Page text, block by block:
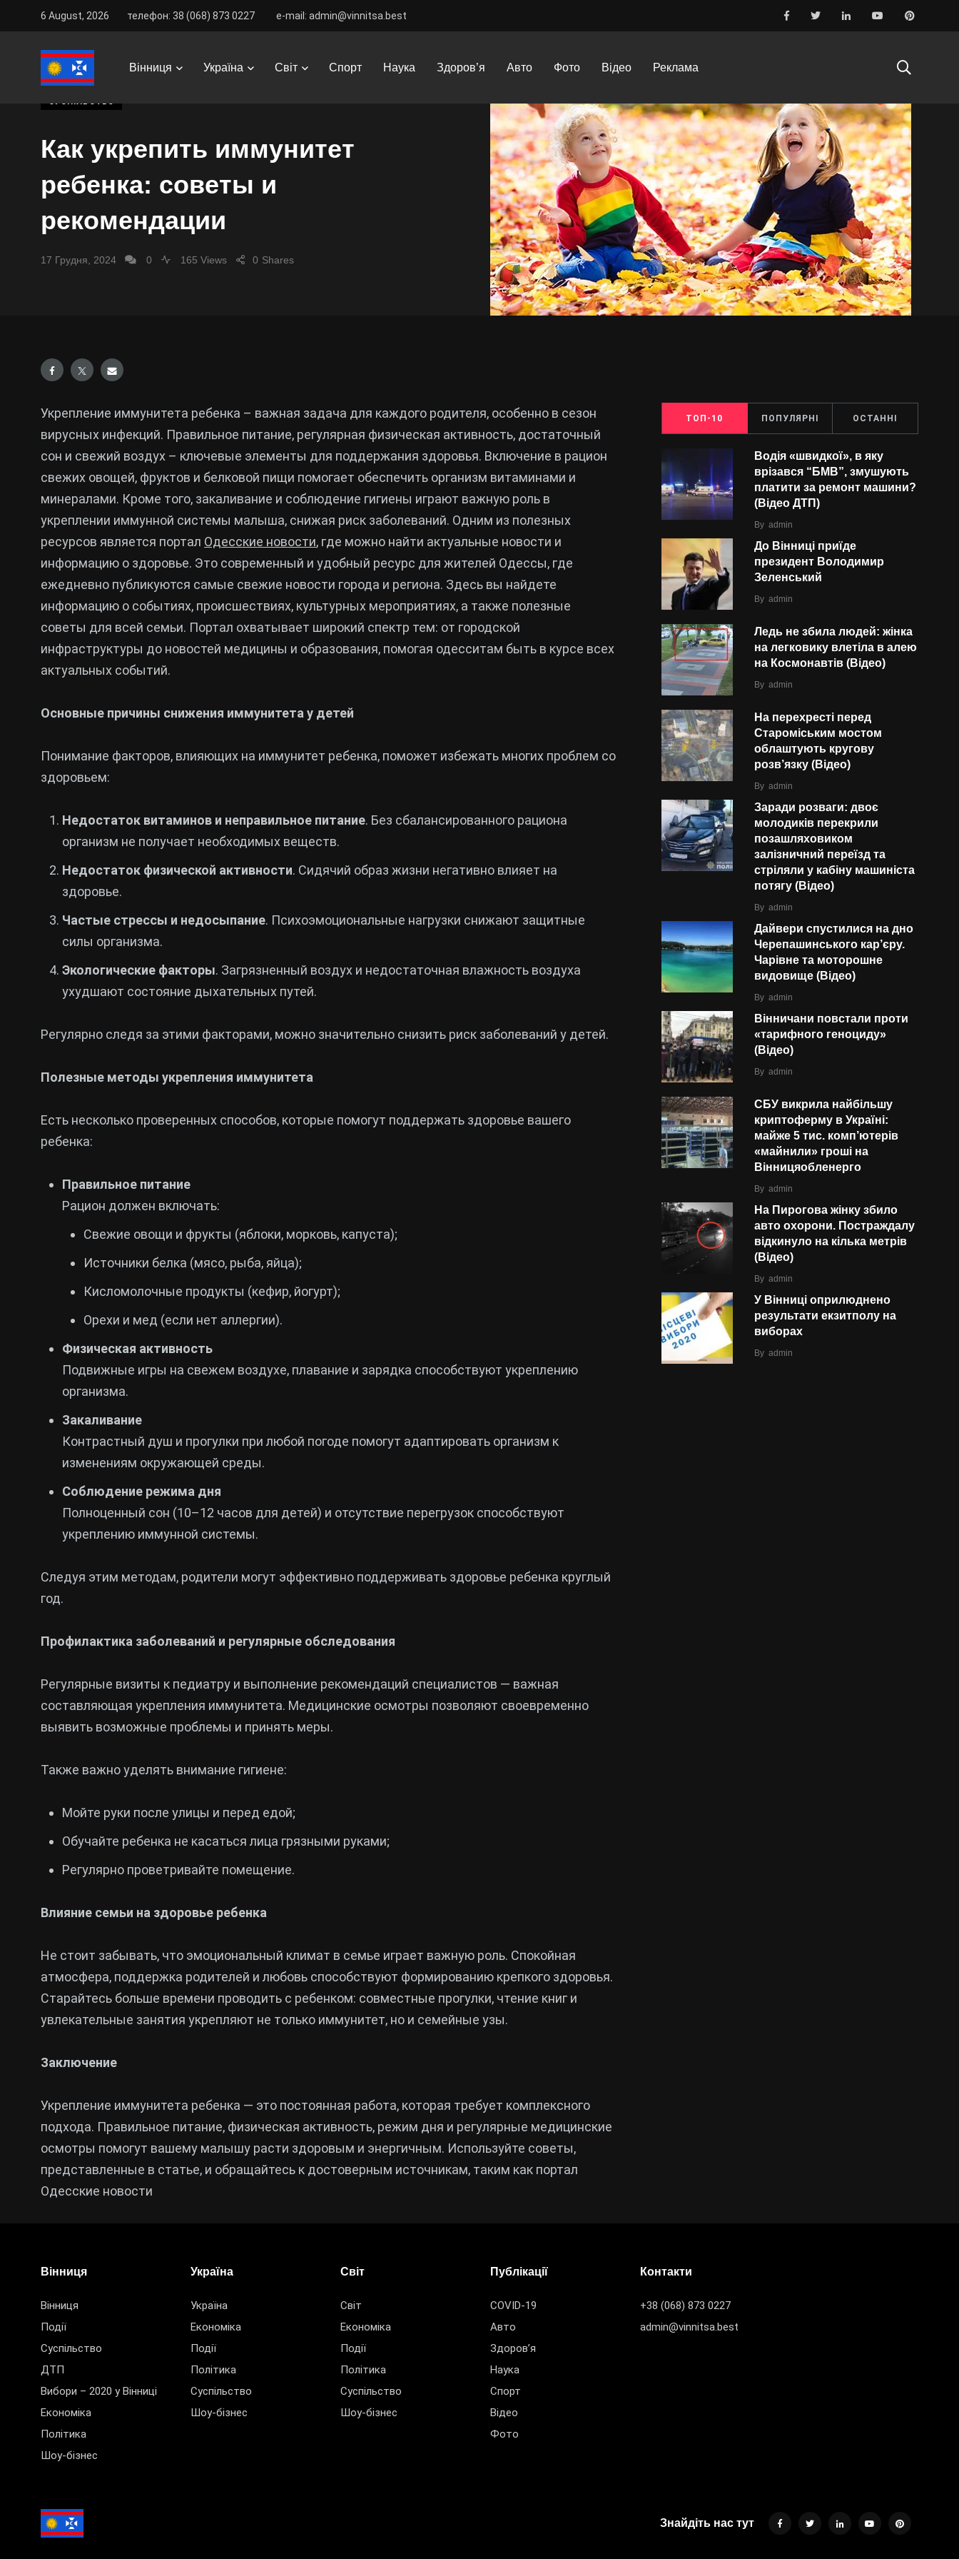
6 August, 2026 телефон: 38 (068) 873 0227 e-mail: admin@vinnitsa.best
Вінниця Україна Світ Спорт Наука Здоров’я Авто Фото Відео Реклама
Vinnitsa Best News / Україна / Суспільство / Как укрепить иммунитет ребенка: советы и рекомендации
Как укрепить иммунитет
ребенка: советы и
рекомендации
17 Грудня, 2024 0 165 Views Shares
0
Укрепление иммунитета ребенка – важная задача для каждого родителя, особенно в сезон
вирусных инфекций. Правильное питание, регулярная физическая активность, достаточный
сон и свежий воздух – ключевые элементы для поддержания здоровья. Включение в рацион
свежих овощей, фруктов и белковой пищи помогает обеспечить организм витаминами и
минералами. Кроме того, закаливание и соблюдение гигиены играют важную роль в
укреплении иммунной системы малыша, снижая риск заболеваний. Одним из полезных
ресурсов является портал Одесские новости, где можно найти актуальные новости и
информацию о здоровье. Это современный и удобный ресурс для жителей Одессы, где
ежедневно публикуются самые свежие новости города и региона. Здесь вы найдете
информацию о событиях, происшествиях, культурных мероприятиях, а также полезные
советы для всей семьи. Портал охватывает широкий спектр тем: от городской
инфраструктуры до новостей медицины и образования, помогая одесситам быть в курсе всех
актуальных событий.
Основные причины снижения иммунитета у детей
Понимание факторов, влияющих на иммунитет ребенка, поможет избежать многих проблем со
здоровьем:
Недостаток витаминов и неправильное питание. Без сбалансированного рациона
организм не получает необходимых веществ.
Недостаток физической активности. Сидячий образ жизни негативно влияет на
здоровье.
Частые стрессы и недосыпание. Психоэмоциональные нагрузки снижают защитные
силы организма.
Экологические факторы. Загрязненный воздух и недостаточная влажность воздуха
ухудшают состояние дыхательных путей.
Регулярно следя за этими факторами, можно значительно снизить риск заболеваний у детей.
Полезные методы укрепления иммунитета
Есть несколько проверенных способов, которые помогут поддержать здоровье вашего
ребенка:
Правильное питание
Рацион должен включать:
Свежие овощи и фрукты (яблоки, морковь, капуста);
Источники белка (мясо, рыба, яйца);
Кисломолочные продукты (кефир, йогурт);
Орехи и мед (если нет аллергии).
Физическая активность
Подвижные игры на свежем воздухе, плавание и зарядка способствуют укреплению
организма.
Закаливание
Контрастный душ и прогулки при любой погоде помогут адаптировать организм к
изменениям окружающей среды.
Соблюдение режима дня
Полноценный сон (10–12 часов для детей) и отсутствие перегрузок способствуют
укреплению иммунной системы.
Следуя этим методам, родители могут эффективно поддерживать здоровье ребенка круглый
год.
Профилактика заболеваний и регулярные обследования
Регулярные визиты к педиатру и выполнение рекомендаций специалистов — важная
составляющая укрепления иммунитета. Медицинские осмотры позволяют своевременно
выявить возможные проблемы и принять меры.
Также важно уделять внимание гигиене:
Мойте руки после улицы и перед едой;
Обучайте ребенка не касаться лица грязными руками;
Регулярно проветривайте помещение.
Влияние семьи на здоровье ребенка
Не стоит забывать, что эмоциональный климат в семье играет важную роль. Спокойная
атмосфера, поддержка родителей и любовь способствуют формированию крепкого здоровья.
Старайтесь больше времени проводить с ребенком: совместные прогулки, чтение книг и
увлекательные занятия укрепляют не только иммунитет, но и семейные узы.
Заключение
Укрепление иммунитета ребенка — это постоянная работа, которая требует комплексного
подхода. Правильное питание, физическая активность, режим дня и регулярные медицинские
осмотры помогут вашему малышу расти здоровым и энергичным. Используйте советы,
представленные в статье, и обращайтесь к достоверным источникам, таким как портал
Одесские новости
ТОП-10 ПОПУЛЯРНІ ОСТАННІ
Водія «швидкої», в яку
врізався “БMВ”, змушують
платити за ремонт машини?
(Відео ДТП)
By admin
До Вінниці приїде
президент Володимир
Зеленський
By admin
Ледь не збила людей: жінка
на легковику влетіла в алею
на Космонавтів (Відео)
By admin
На перехресті перед
Староміським мостом
облаштують кругову
розв’язку (Відео)
By admin
Заради розваги: двоє
молодиків перекрили
позашляховиком
залізничний переїзд та
стріляли у кабіну машиніста
потягу (Відео)
By admin
Дайвери спустилися на дно
Черепашинського кар’єру.
Чарівне та моторошне
видовище (Відео)
By admin
Вінничани повстали проти
«тарифного геноциду»
(Відео)
By admin
СБУ викрила найбільшу
криптоферму в Україні:
майже 5 тис. комп’ютерів
«майнили» гроші на
Вінницяобленерго
By admin
На Пирогова жінку збило
авто охорони. Постраждалу
відкинуло на кілька метрів
(Відео)
By admin
У Вінниці оприлюднено
результати екзитполу на
виборах
By admin
Вінниця
Вінниця
Події
Суспільство
ДТП
Вибори – 2020 у Вінниці
Економіка
Політика
Шоу-бізнес
Україна
Україна
Економіка
Події
Політика
Суспільство
Шоу-бізнес
Світ
Світ
Економіка
Події
Політика
Суспільство
Шоу-бізнес
Публікації
COVID-19
Авто
Здоров’я
Наука
Спорт
Відео
Фото
Контакти
+38 (068) 873 0227
admin@vinnitsa.best
Знайдіть нас тут